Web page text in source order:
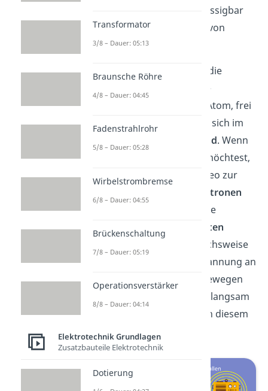
fließende Strom vernachlässigbar
gering, weshalb man hier von
Nichtleitern spricht.
Bei Metallbindungen sind die
, also die
im Atom, frei
beweglich. Diese befinden sich im
Leitungsband. Wenn
du mehr darüber wissen möchtest,
dann schaue dir unser Video zur
Elektronen
bilden dort das sogenannte
Elektronengas. Metalle
leiten
dementsprechend vergleichsweise
gut. Wenn du nun eine Spannung an
ein Metall anlegst, dann bewegen
langsam
zum Pluspol hin, da sie von diesem
angezogen werden.
Transformator
3/8 – Dauer: 05:13
Braunsche Röhre
4/8 – Dauer: 04:45
Fadenstrahlrohr
5/8 – Dauer: 05:28
Wirbelstrombremse
6/8 – Dauer: 04:55
Brückenschaltung
7/8 – Dauer: 05:19
Operationsverstärker
8/8 – Dauer: 04:14
Elektrotechnik Grundlagen
Zusatzbauteile Elektrotechnik
Dotierung